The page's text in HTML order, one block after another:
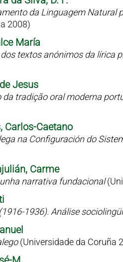
da Linguagem Natural
2008)
María
textos anónimos da lírica
Jesus
da tradição oral moderna
Carlos-Caetano
na Configuración do
Carme
narrativa fundacional
1936). Análise
(Universidade da Coruña